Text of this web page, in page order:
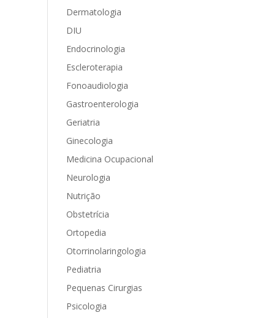
Dermatologia
DIU
Endocrinologia
Escleroterapia
Fonoaudiologia
Gastroenterologia
Geriatria
Ginecologia
Medicina Ocupacional
Neurologia
Nutrição
Obstetrícia
Ortopedia
Otorrinolaringologia
Pediatria
Pequenas Cirurgias
Psicologia